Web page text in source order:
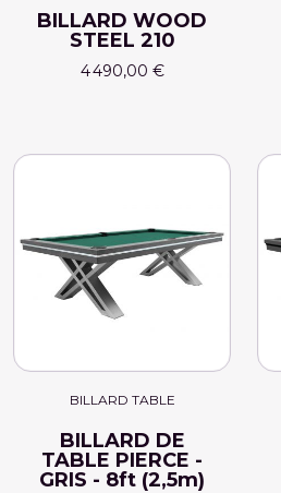
BILLARD WOOD
STEEL 210
4 490,00 €
BILLARD TABLE
BILLARD DE
TABLE PIERCE -
GRIS - 8ft (2,5m)